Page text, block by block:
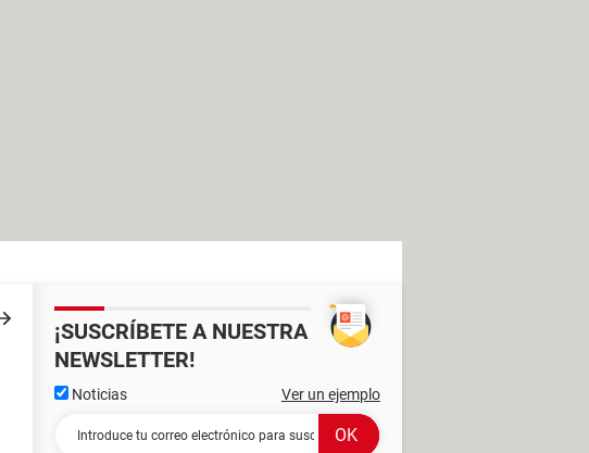
¡SUSCRÍBETE A NUESTRA
NEWSLETTER!
Noticias Ver un ejemplo